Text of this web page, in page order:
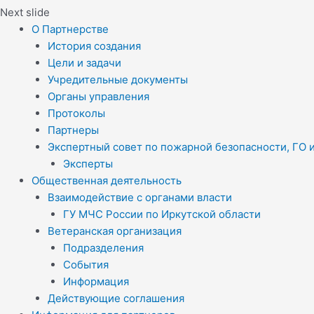
Next slide
О Партнерстве
История создания
Цели и задачи
Учредительные документы
Органы управления
Протоколы
Партнеры
Экспертный совет по пожарной безопасности, ГО
Эксперты
Общественная деятельность
Взаимодействие с органами власти
ГУ МЧС России по Иркутской области
Ветеранская организация
Подразделения
События
Информация
Действующие соглашения